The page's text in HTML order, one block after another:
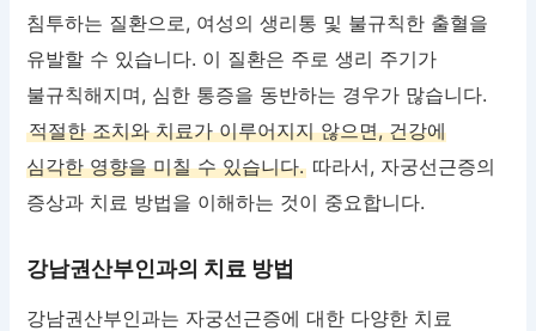
침투하는 질환으로, 여성의 생리통 및 불규칙한 출혈을
유발할 수 있습니다. 이 질환은 주로 생리 주기가
불규칙해지며, 심한 통증을 동반하는 경우가 많습니다.
적절한 조치와 치료가 이루어지지 않으면, 건강에
심각한 영향을 미칠 수 있습니다. 따라서, 자궁선근증의
증상과 치료 방법을 이해하는 것이 중요합니다.
강남권산부인과의 치료 방법
강남권산부인과는 자궁선근증에 대한 다양한 치료